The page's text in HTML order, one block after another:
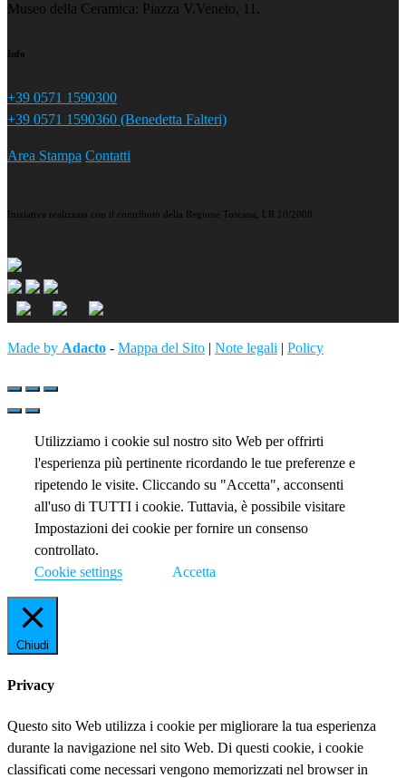
Museo della Ceramica: Piazza V.Veneto, 11.
Info
+39 0571 1590300
+39 0571 1590360 (Benedetta Falteri)
Area Stampa Contatti
Iniziativa realizzata con il contributo della Regione Toscana, LR 10/2008.
Made by Adacto - Mappa del Sito | Note legali | Policy
Utilizziamo i cookie sul nostro sito Web per offrirti
l'esperienza più pertinente ricordando le tue preferenze e
ripetendo le visite. Cliccando su "Accetta", acconsenti
all'uso di TUTTI i cookie. Tuttavia, è possibile visitare
Impostazioni dei cookie per fornire un consenso
controllato.
Cookie settings
Accetta
Chiudi
Privacy
Questo sito Web utilizza i cookie per migliorare la tua esperienza
durante la navigazione nel sito Web. Di questi cookie, i cookie
classificati come necessari vengono memorizzati nel browser in